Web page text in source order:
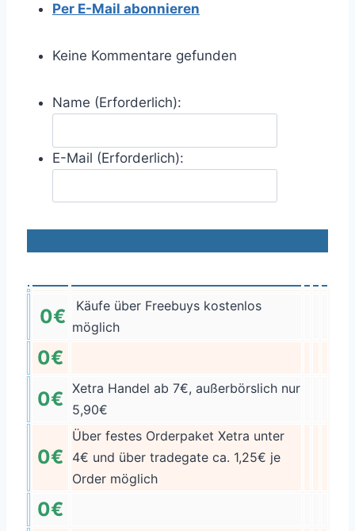
Per E-Mail abonnieren
Keine Kommentare gefunden
Name (Erforderlich):
E-Mail (Erforderlich):
0€
Käufe über Freebuys kostenlos
möglich
0€
0€ Xetra Handel ab 7€, außerbörslich nur
5,90€
0€
Über festes Orderpaket Xetra unter
4€ und über tradegate ca. 1,25€ je
Order möglich
0€